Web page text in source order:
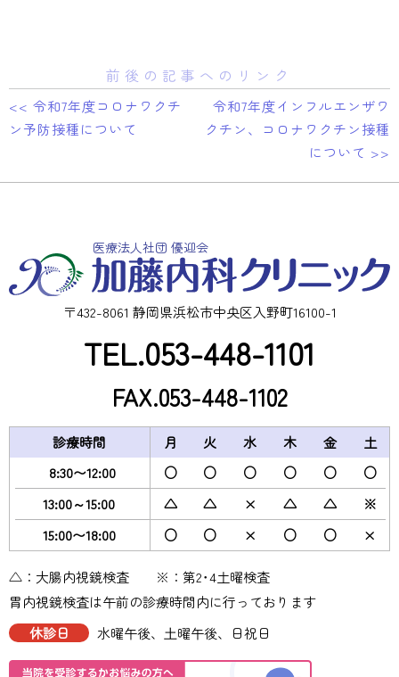
前後の記事へのリンク
<< 令和7年度コロナワクチ
ン予防接種について
令和7年度インフルエンザワ
クチン、コロナワクチン接種
について >>
医療法人社団 優迎会
〒432-8061 静岡県浜松市中央区入野町16100-1
TEL.053-448-1101
FAX.053-448-1102
診療時間 月 火 水 木 金
土
8:30〜12:00
○ ○ ○ ○ ○
○
13:00～15:00
△ △ × △ △
※
15:00〜18:00
○ ○ × ○ ○ ×
△：大腸内視鏡検査 ※：第2･4土曜検査
胃内視鏡検査は午前の診療時間内に行っております
休診日
水曜午後、⼟曜午後、日祝日